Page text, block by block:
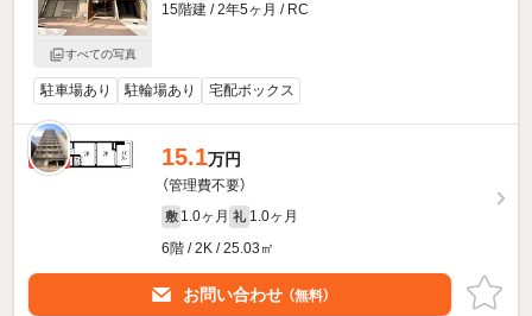
すべての写真
15階建 / 2年5ヶ月 / RC
駐車場あり 駐輪場あり 宅配ボックス
新着 15.1万円
（管理費不要）
敷 1.0ヶ月 礼 1.0ヶ月
6階 / 2K / 25.03㎡
お問い合わせ （無料）